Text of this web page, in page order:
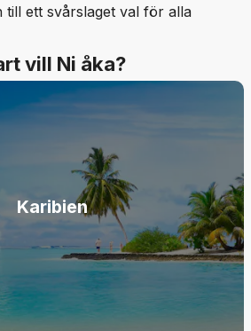
till ett svårslaget val för alla
vill Ni åka?
Karibien